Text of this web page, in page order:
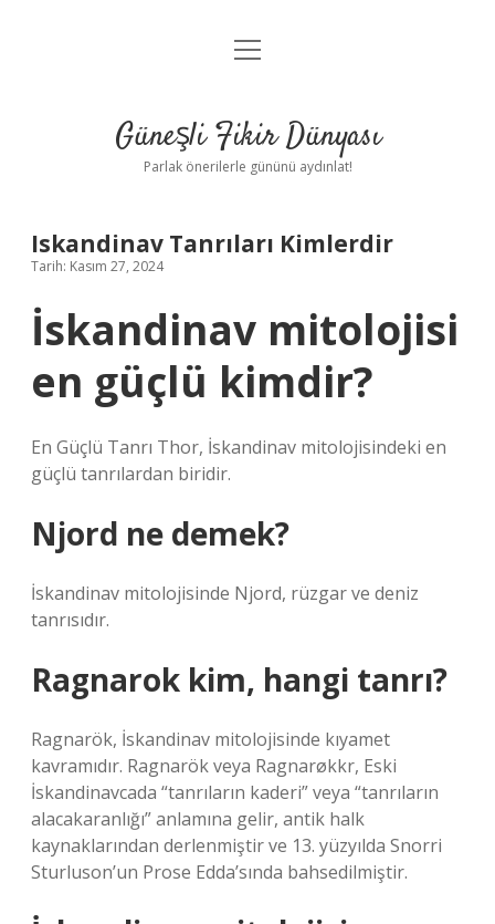
Anasayfa
Yasal Uyarı
menüyü
Güneşli Fikir Dünyası
Parlak önerilerle gününü aydınlat!
Iskandinav Tanrıları Kimlerdir
Tarih: Kasım 27, 2024
İskandinav mitolojisi
en güçlü kimdir?
En Güçlü Tanrı Thor, İskandinav mitolojisindeki en
güçlü tanrılardan biridir.
Njord ne demek?
İskandinav mitolojisinde Njord, rüzgar ve deniz
tanrısıdır.
Ragnarok kim, hangi tanrı?
Ragnarök, İskandinav mitolojisinde kıyamet
kavramıdır. Ragnarök veya Ragnarøkkr, Eski
İskandinavcada “tanrıların kaderi” veya “tanrıların
alacakaranlığı” anlamına gelir, antik halk
kaynaklarından derlenmiştir ve 13. yüzyılda Snorri
Sturluson’un Prose Edda’sında bahsedilmiştir.